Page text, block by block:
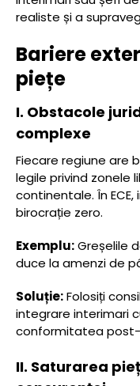
realiste și a
Bariere
piețe
I. Obstacole
complexe
Fiecare regiune are
legile privind zonele
continentale. În
birocrație zero.
Exemplu:Greșelile
duce la amenzi de
Soluție:Folosiți
integrare interimari
conformitatea post-
II. Saturarea